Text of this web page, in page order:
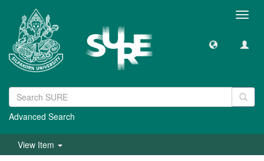
Advanced Search
View Item